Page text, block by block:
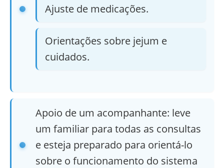
Ajuste de medicações.
Orientações sobre jejum e
cuidados.
Apoio de um acompanhante: leve
um familiar para todas as consultas
e esteja preparado para orientá-lo
sobre o funcionamento do sistema